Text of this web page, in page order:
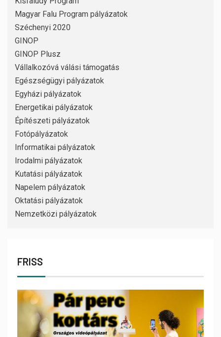
Magyar Falu Program pályázatok
Széchenyi 2020
GINOP
GINOP Plusz
Vállalkozóvá válási támogatás
Egészségügyi pályázatok
Egyházi pályázatok
Energetikai pályázatok
Építészeti pályázatok
Fotópályázatok
Informatikai pályázatok
Irodalmi pályázatok
Kutatási pályázatok
Napelem pályázatok
Oktatási pályázatok
Nemzetközi pályázatok
FRISS